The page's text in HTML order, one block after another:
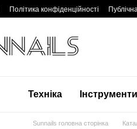
Політика конфіденційності
Техніка Інструменти
Sunnails головна сторінка